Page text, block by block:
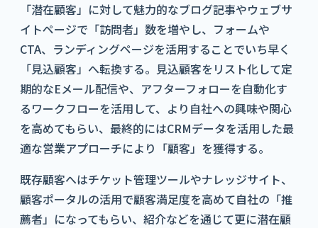
「潜在顧客」に対して魅力的なブログ記事やウェブサ
イトページで「訪問者」数を増やし、フォームや
CTA、ランディングページを活用することでいち早く
「見込顧客」へ転換する。見込顧客をリスト化して定
期的なEメール配信や、アフターフォローを自動化す
るワークフローを活用して、より自社への興味や関心
を高めてもらい、最終的にはCRMデータを活用した最
適な営業アプローチにより「顧客」を獲得する。
既存顧客へはチケット管理ツールやナレッジサイト、
顧客ポータルの活用で顧客満足度を高めて自社の「推
薦者」になってもらい、紹介などを通じて更に潜在顧